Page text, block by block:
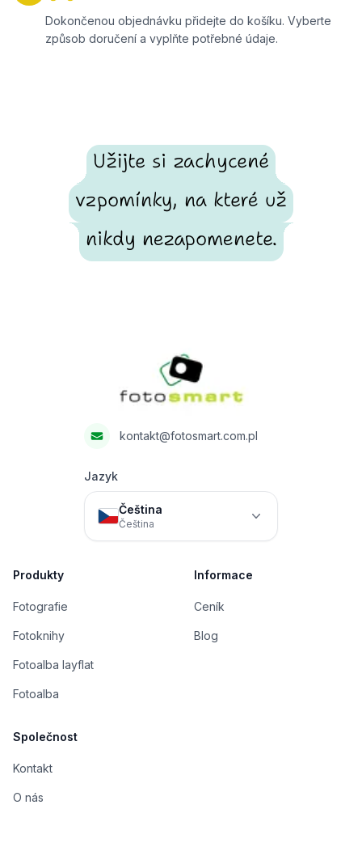
Dokončenou objednávku přidejte do košíku. Vyberte
způsob doručení a vyplňte potřebné údaje.
Užijte si zachycené
vzpomínky, na které už
nikdy nezapomenete.
kontakt@fotosmart.com.pl
Jazyk
Čeština
Čeština
Produkty
Fotografie
Fotoknihy
Fotoalba layflat
Fotoalba
Informace
Ceník
Blog
Společnost
Kontakt
O nás